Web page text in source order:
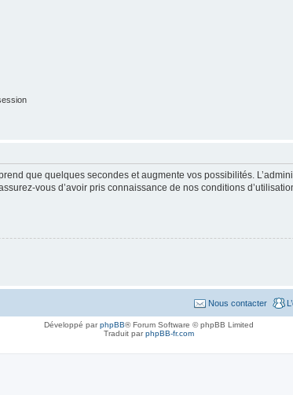
que quelques secondes et augmente vos possibilités.
vous d’avoir pris connaissance de nos conditions
Nous contacter
Développé parphpBB® Forum Software © phpBB Limited
Traduit parphpBB-fr.com